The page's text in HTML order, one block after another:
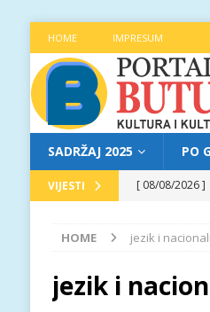
HOME IMPRESUM
SADRŽAJ 2025 PO
VIJESTI [ 08/08/2026 ]
[ 07/08/2026 ]
FOKUS
HOME jezik i
jezik i